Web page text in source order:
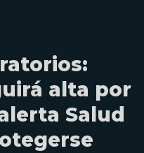
alta por
Salud